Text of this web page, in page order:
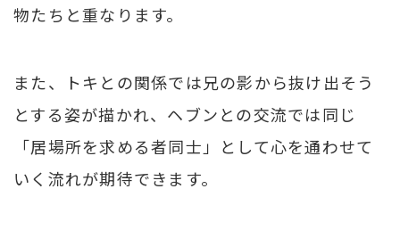
物たちと重なります。
また、トキとの関係では兄の影から抜け出そう
とする姿が描かれ、ヘブンとの交流では同じ
「居場所を求める者同士」として心を通わせて
いく流れが期待できます。